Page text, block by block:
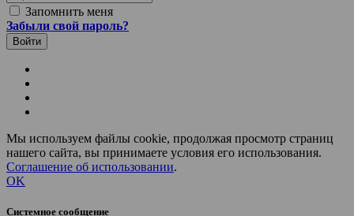
Запомнить меня
Забыли свой пароль?
Мы используем файлы cookie, продолжая просмотр страниц
нашего сайта, вы принимаете условия его использования.
Соглашение об использовании.
OK
Системное сообщение